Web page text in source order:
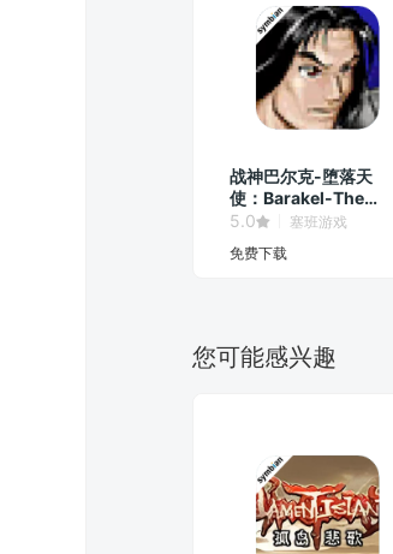
战神巴尔克-堕落天
使：Barakel-The
fallen
Game）
5.0
塞班游戏
免费下载
您可能感兴趣